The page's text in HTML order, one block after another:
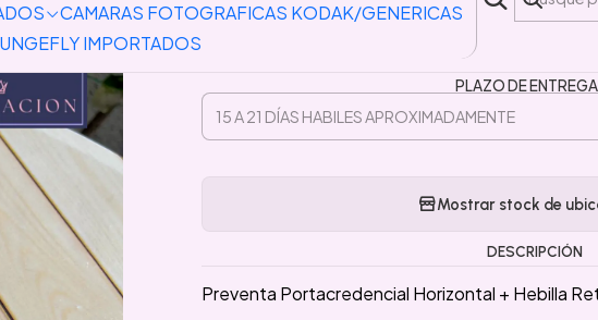
CAMARAS FOTOGRAFICAS KODAK/GENERICAS
IMPORTADOS
Hebilla Retractil
Mostrar stock de
DESCRIPCIÓN
Preventa Portacredencial Horizontal + Hebilla